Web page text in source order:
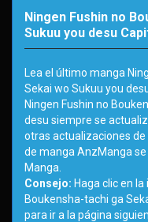
Ningen Fushin no
Sukuu you desu
Lea el último manga
Sekai wo Sukuu you
Ningen Fushin no
desu siempre se
otras actualizaciones de
de manga AnzManga
Manga.
Consejo: Haga clic en
Boukensha-tachi ga
para ir a la página